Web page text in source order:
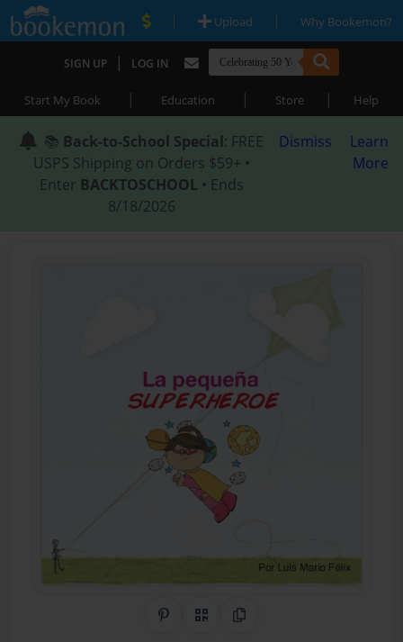
| Upload | Why Bookemon?
SIGN UP | LOG IN
Start My Book | Education | Store | Help
📚 Back-to-School Special: FREE
USPS Shipping on Orders $59+ •
Enter BACKTOSCHOOL • Ends
8/18/2026
Dismiss
Learn
More
Share on Pinterest
QR CodeCopy Link